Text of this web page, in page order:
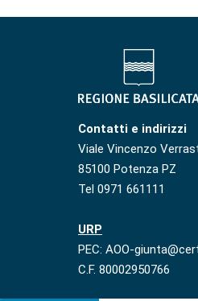
Contatti e indirizzi
Viale Vincenzo
85100 Potenza PZ
Tel 0971 661111
URP
PEC: AOO-
C.F. 80002950766